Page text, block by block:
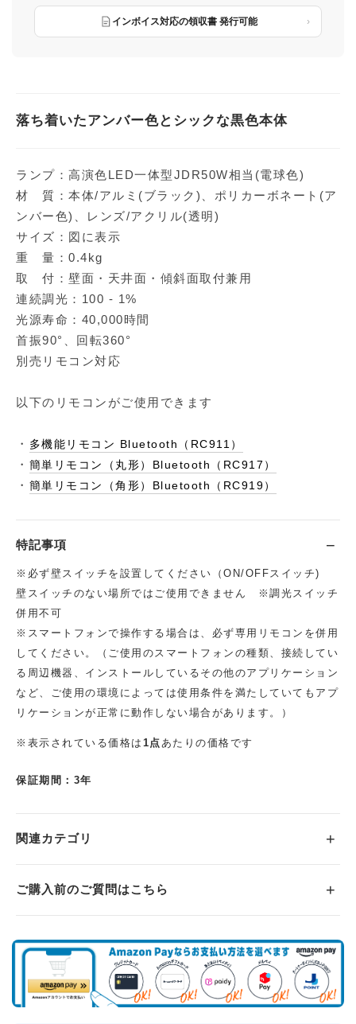
インボイス対応の領収書 発行可能
落ち着いたアンバー色とシックな黒色本体
ランプ：高演色LED一体型JDR50W相当(電球色)
材 質：本体/アルミ(ブラック)、ポリカーボネート(ア
ンバー色)、レンズ/アクリル(透明)
サイズ：図に表示
重 量：0.4kg
取 付：壁面・天井面・傾斜面取付兼用
連続調光：100 - 1%
光源寿命：40,000時間
首振90°、回転360°
別売リモコン対応
以下のリモコンがご使用できます
・ 多機能リモコン Bluetooth（RC911）
・ 簡単リモコン（丸形）Bluetooth（RC917）
・ 簡単リモコン（角形）Bluetooth（RC919）
特記事項
※必ず壁スイッチを設置してください（ON/OFFスイッチ)
壁スイッチのない場所ではご使用できません ※調光スイッチ
併用不可
※スマートフォンで操作する場合は、必ず専用リモコンを併用
してください。（ご使用のスマートフォンの種類、接続してい
る周辺機器、インストールしているその他のアプリケーション
など、ご使用の環境によっては使用条件を満たしていてもアプ
リケーションが正常に動作しない場合があります。）
※表示されている価格は 1点あたりの価格です
保証期間：3年
関連カテゴリ
ご購入前のご質問はこちら